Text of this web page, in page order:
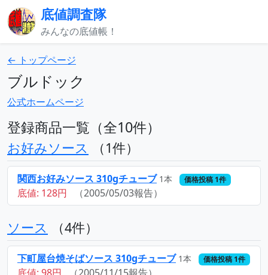
底値調査隊
みんなの底値帳！
← トップページ
ブルドック
公式ホームページ
登録商品一覧（全10件）
お好みソース （1件）
関西お好みソース 310gチューブ 1本 価格投稿 1件
底値: 128円 （2005/05/03報告）
ソース （4件）
下町屋台焼そばソース 310gチューブ 1本 価格投稿 1件